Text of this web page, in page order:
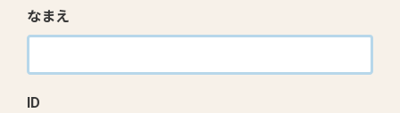
なまえ
ID